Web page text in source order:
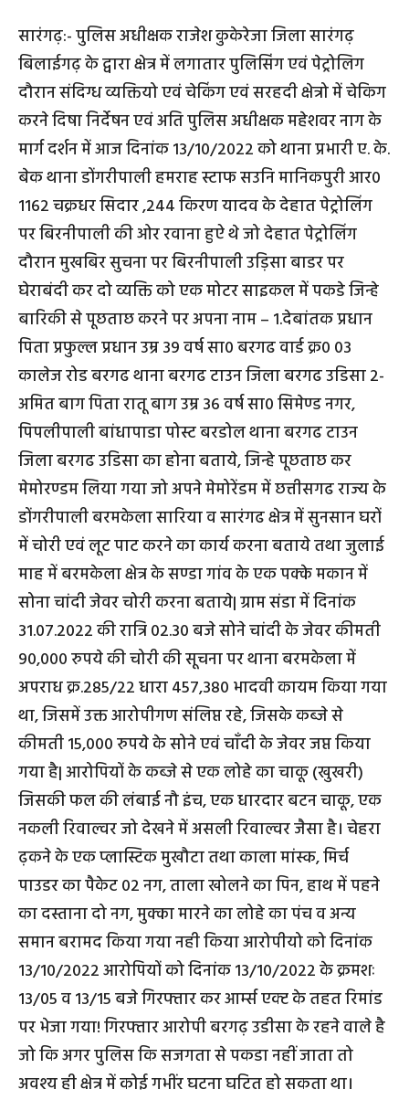
सारंगढ़:- पुलिस अधीक्षक राजेश कुकेरेजा जिला सारंगढ़
बिलाईगढ़ के द्वारा क्षेत्र में लगातार पुलिसिंग एवं पेट्रोलिग
दौरान संदिग्ध व्यक्तियो एवं चेकिंग एवं सरहदी क्षेत्रो में चेकिग
करने दिषा निर्देषन एवं अति पुलिस अधीक्षक महेशवर नाग के
मार्ग दर्शन में आज दिनांक 13/10/2022 को थाना प्रभारी ए. के.
बेक थाना डोंगरीपाली हमराह स्टाफ सउनि मानिकपुरी आर0
1162 चक्रधर सिदार ,244 किरण यादव के देहात पेट्रोलिंग
पर बिरनीपाली की ओर रवाना हुऐ थे जो देहात पेट्रोलिंग
दौरान मुखबिर सुचना पर बिरनीपाली उड़िसा बाडर पर
घेराबंदी कर दो व्यक्ति को एक मोटर साइकल में पकडे जिन्हे
बारिकी से पूछताछ करने पर अपना नाम – 1.देबांतक प्रधान
पिता प्रफुल्ल प्रधान उम्र 39 वर्ष सा0 बरगढ वार्ड क्र0 03
कालेज रोड बरगढ थाना बरगढ टाउन जिला बरगढ उडिसा 2-
अमित बाग पिता रातू बाग उम्र 36 वर्ष सा0 सिमेण्ड नगर,
पिपलीपाली बांधापाडा पोस्ट बरडोल थाना बरगढ टाउन
जिला बरगढ उडिसा का होना बताये, जिन्हे पूछताछ कर
मेमोरण्डम लिया गया जो अपने मेमोरेंडम में छत्तीसगढ राज्य के
डोंगरीपाली बरमकेला सारिया व सारंगढ क्षेत्र में सुनसान घरों
में चोरी एवं लूट पाट करने का कार्य करना बताये तथा जुलाई
माह में बरमकेला क्षेत्र के सण्डा गांव के एक पक्के मकान में
सोना चांदी जेवर चोरी करना बताये| ग्राम संडा में दिनांक
31.07.2022 की रात्रि 02.30 बजे सोने चांदी के जेवर कीमती
90,000 रुपये की चोरी की सूचना पर थाना बरमकेला में
अपराध क्र.285/22 धारा 457,380 भादवी कायम किया गया
था, जिसमें उक्त आरोपीगण संलिप्त रहे, जिसके कब्जे से
कीमती 15,000 रुपये के सोने एवं चाँदी के जेवर जप्त किया
गया है| आरोपियों के कब्जे से एक लोहे का चाकू (खुखरी)
जिसकी फल की लंबाई नौ इंच, एक धारदार बटन चाकू, एक
नकली रिवाल्वर जो देखने में असली रिवाल्वर जैसा है। चेहरा
ढ़कने के एक प्लास्टिक मुखौटा तथा काला मांस्क, मिर्च
पाउडर का पैकेट 02 नग, ताला खोलने का पिन, हाथ में पहने
का दस्ताना दो नग, मुक्का मारने का लोहे का पंच व अन्य
समान बरामद किया गया नही किया आरोपीयो को दिनांक
13/10/2022 आरोपियों को दिनांक 13/10/2022 के क्रमशः
13/05 व 13/15 बजे गिरफ्तार कर आर्म्स एक्ट के तहत रिमांड
पर भेजा गया! गिरफ्तार आरोपी बरगढ़ उडीसा के रहने वाले है
जो कि अगर पुलिस कि सजगता से पकडा नहीं जाता तो
अवश्य ही क्षेत्र में कोई गभींर घटना घटित हो सकता था।